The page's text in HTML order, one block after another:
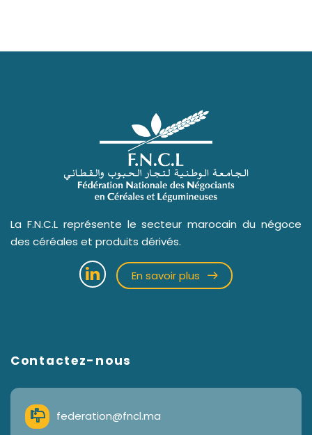
La F.N.C.L représente le secteur marocain du négoce
des céréales et produits dérivés.
En savoir plus
Contactez-nous
federation@fncl.ma